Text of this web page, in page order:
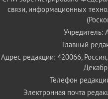
связи, информационных
Главный
Адрес редакции: 420066, Россия,
Телефон
Электронная почта